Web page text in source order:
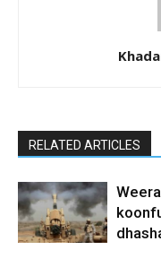
RELATED ARTICLES